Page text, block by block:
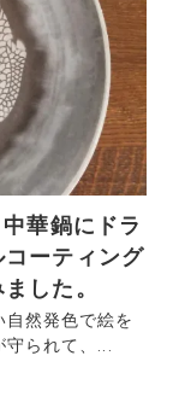
華鍋にドラ
ーティング
した。
然発色で絵を
られて、...